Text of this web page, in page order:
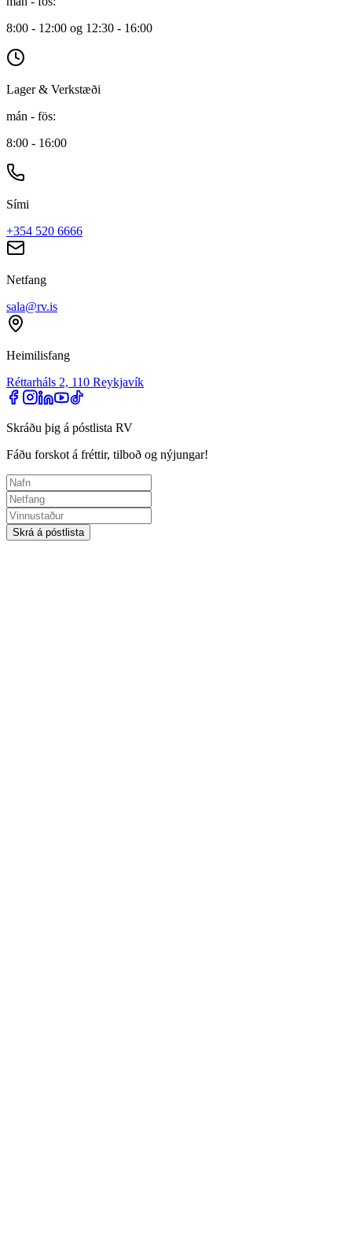
8:00 - 12:00 og 12:30 - 16:00
Lager & Verkstæði
mán - fös:
8:00 - 16:00
Sími
+354 520 6666
Netfang
sala@rv.is
Heimilisfang
Réttarháls 2, 110 Reykjavík
Skráðu þig á póstlista RV
Fáðu forskot á fréttir, tilboð og nýjungar!
Skrá á póstlista